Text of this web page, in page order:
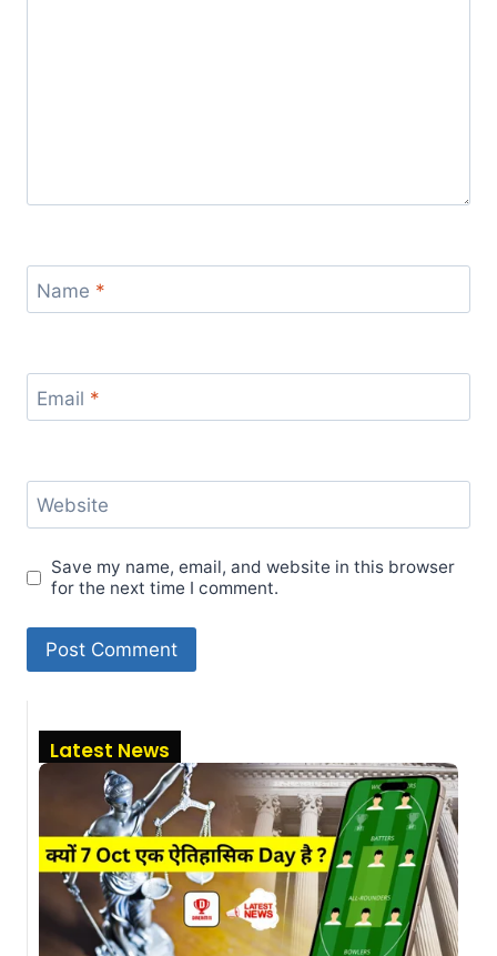
Name *
Email *
Website
Save my name, email, and website in this browser
for the next time I comment.
Latest News